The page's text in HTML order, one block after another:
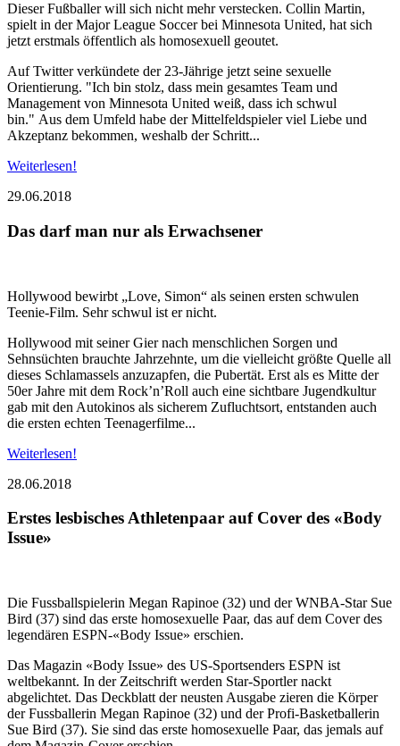
Dieser Fußballer will sich nicht mehr verstecken. Collin Martin,
spielt in der Major League Soccer bei Minnesota United, hat sich
jetzt erstmals öffentlich als homosexuell geoutet.
Auf Twitter verkündete der 23-Jährige jetzt seine sexuelle
Orientierung. "Ich bin stolz, dass mein gesamtes Team und
Management von Minnesota United weiß, dass ich schwul
bin." Aus dem Umfeld habe der Mittelfeldspieler viel Liebe und
Akzeptanz bekommen, weshalb der Schritt...
Weiterlesen!
29.06.2018
Das darf man nur als Erwachsener
Hollywood bewirbt „Love, Simon“ als seinen ersten schwulen
Teenie-Film. Sehr schwul ist er nicht.
Hollywood mit seiner Gier nach menschlichen Sorgen und
Sehnsüchten brauchte Jahrzehnte, um die vielleicht größte Quelle all
dieses Schlamassels anzuzapfen, die Pubertät. Erst als es Mitte der
50er Jahre mit dem Rock’n’Roll auch eine sichtbare Jugendkultur
gab mit den Autokinos als sicherem Zufluchtsort, entstanden auch
die ersten echten Teenagerfilme...
Weiterlesen!
28.06.2018
Erstes lesbisches Athletenpaar auf Cover des «Body
Issue»
Die Fussballspielerin Megan Rapinoe (32) und der WNBA-Star Sue
Bird (37) sind das erste homosexuelle Paar, das auf dem Cover des
legendären ESPN-«Body Issue» erschien.
Das Magazin «Body Issue» des US-Sportsenders ESPN ist
weltbekannt. In der Zeitschrift werden Star-Sportler nackt
abgelichtet. Das Deckblatt der neusten Ausgabe zieren die Körper
der Fussballerin Megan Rapinoe (32) und der Profi-Basketballerin
Sue Bird (37). Sie sind das erste homosexuelle Paar, das jemals auf